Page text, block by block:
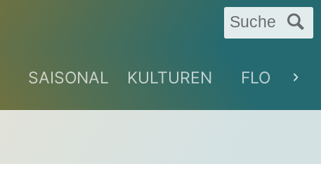
Suche
SAISONAL KULTUREN FLORAL